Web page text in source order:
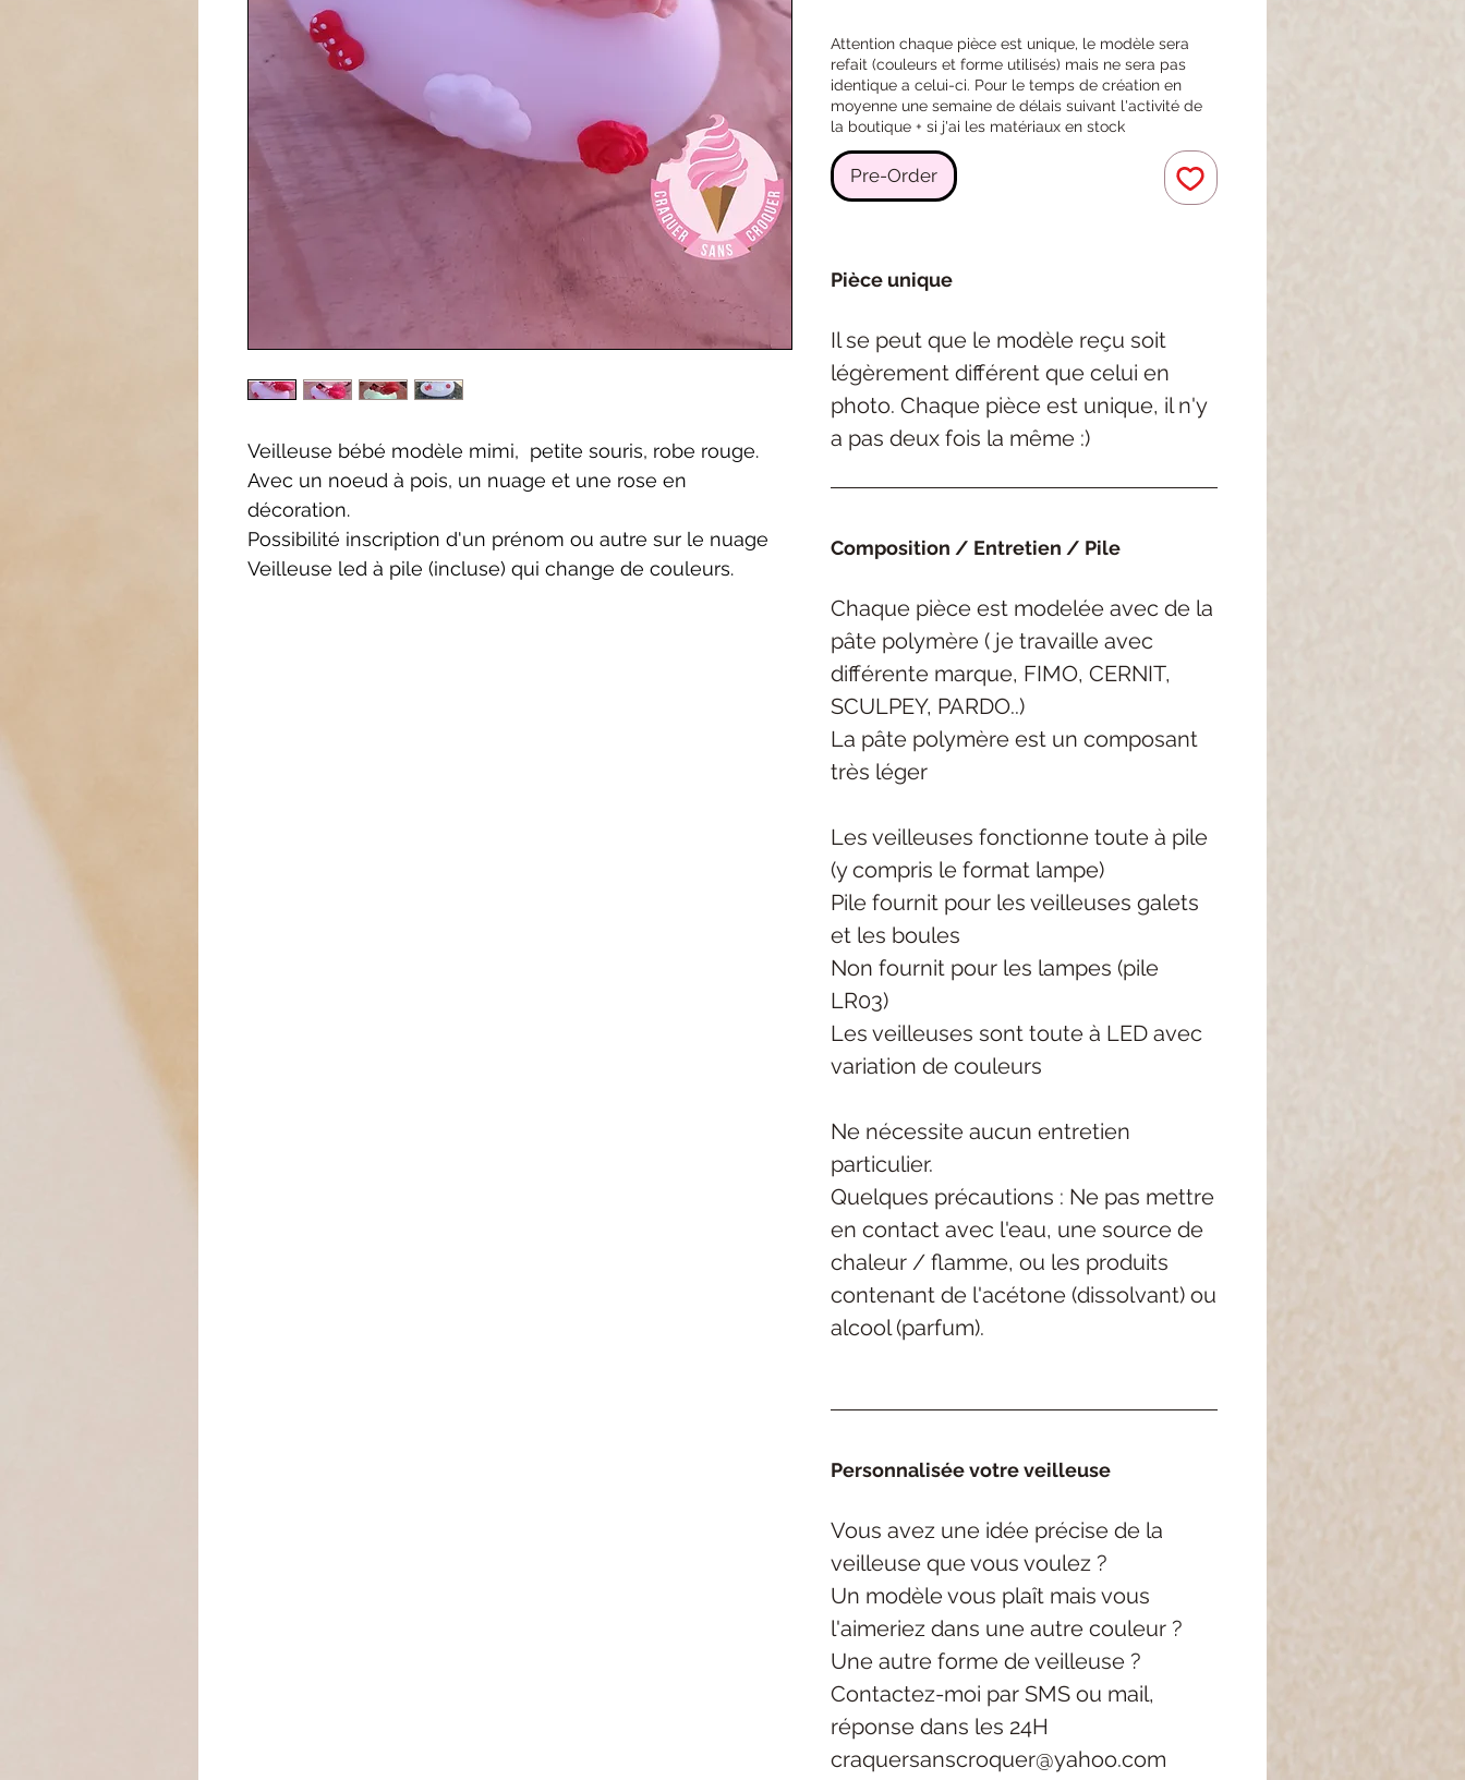
Veilleuse bébé modèle mimi, petite souris, robe rouge.
Avec un noeud à pois, un nuage et une rose en
décoration.
Possibilité inscription d'un prénom ou autre sur le nuage
Veilleuse led à pile (incluse) qui change de couleurs.
Attention chaque pièce est unique, le modèle sera
refait (couleurs et forme utilisés) mais ne sera pas
identique a celui-ci. Pour le temps de création en
moyenne une semaine de délais suivant l'activité de
la boutique + si j'ai les matériaux en stock
Pre-Order
Pièce unique
Il se peut que le modèle reçu soit
légèrement différent que celui en
photo. Chaque pièce est unique, il n'y
a pas deux fois la même :)
Composition / Entretien / Pile
Chaque pièce est modelée avec de la
pâte polymère ( je travaille avec
différente marque, FIMO, CERNIT,
SCULPEY, PARDO..)
La pâte polymère est un composant
très léger
Les veilleuses fonctionne toute à pile
(y compris le format lampe)
Pile fournit pour les veilleuses galets
et les boules
Non fournit pour les lampes (pile
LR03)
Les veilleuses sont toute à LED avec
variation de couleurs
Ne nécessite aucun entretien
particulier.
Quelques précautions : Ne pas mettre
en contact avec l'eau, une source de
chaleur / flamme, ou les produits
contenant de l'acétone (dissolvant) ou
alcool (parfum).
Personnalisée votre veilleuse
Vous avez une idée précise de la
veilleuse que vous voulez ?
Un modèle vous plaît mais vous
l'aimeriez dans une autre couleur ?
Une autre forme de veilleuse ?
Contactez-moi par SMS ou mail,
réponse dans les 24H
craquersanscroquer@yahoo.com